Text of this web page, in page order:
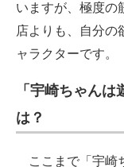
いますが、極度の
店よりも、自分の
ャラクターです。
「宇崎ちゃん
は？
ここまで「宇崎